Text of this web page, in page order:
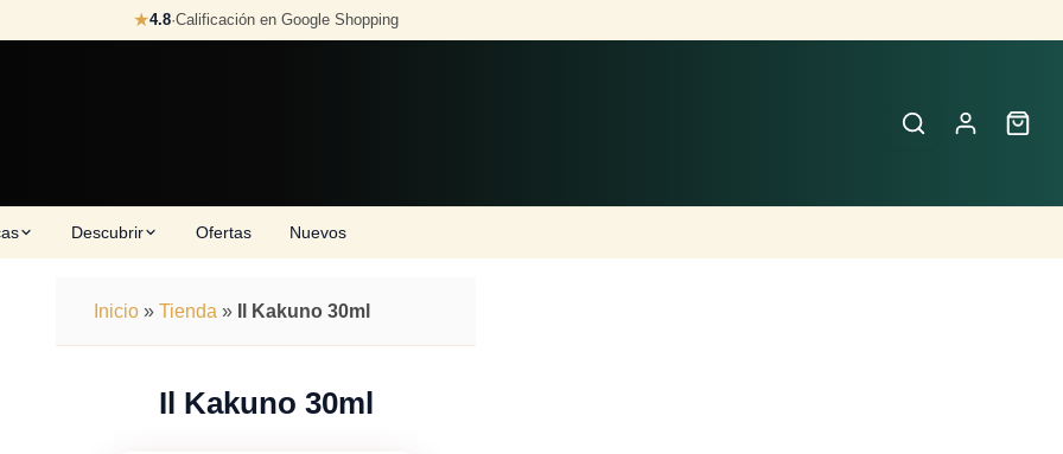
★4.8·Calificación en Google Shopping
Descubrir Ofertas Nuevos
Inicio » Tienda » Il Kakuno 30ml
Il Kakuno 30ml